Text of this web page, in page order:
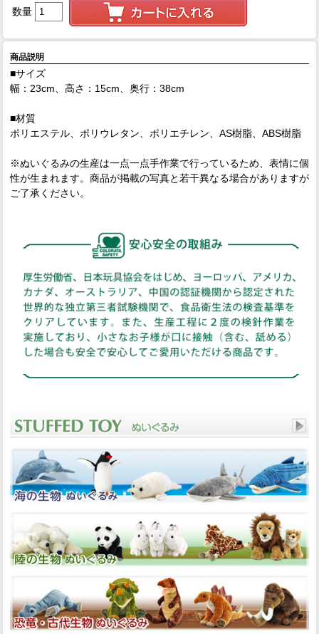
数量
商品説明
■サイズ
幅：23cm、高さ：15cm、奥行：38cm
■材質
ポリエステル、ポリウレタン、ポリエチレン、AS樹脂、ABS樹脂
※ぬいぐるみの生産は一点一点手作業で行っているため、表情に個
性が生まれます。商品が掲載の写真と若干異なる場合がありますが
ご了承ください。